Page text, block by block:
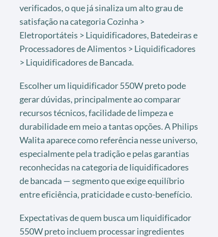
verificados, o que já sinaliza um alto grau de
satisfação na categoria Cozinha >
Eletroportáteis > Liquidificadores, Batedeiras e
Processadores de Alimentos > Liquidificadores
> Liquidificadores de Bancada.
Escolher um liquidificador 550W preto pode
gerar dúvidas, principalmente ao comparar
recursos técnicos, facilidade de limpeza e
durabilidade em meio a tantas opções. A Philips
Walita aparece como referência nesse universo,
especialmente pela tradição e pelas garantias
reconhecidas na categoria de liquidificadores
de bancada — segmento que exige equilíbrio
entre eficiência, praticidade e custo-benefício.
Expectativas de quem busca um liquidificador
550W preto incluem processar ingredientes